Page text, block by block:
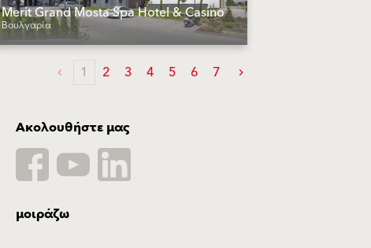
Merit Grand Mosta Spa Hotel & Casino
Βουλγαρία
1 2 3 4 5 6 7
Ακολουθήστε μας
μοιράζω